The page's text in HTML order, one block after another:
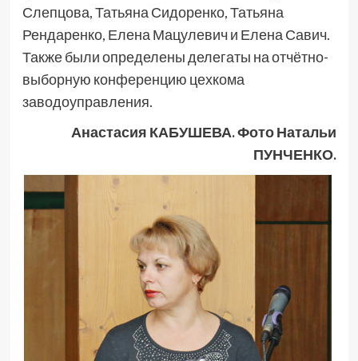
Слепцова, Татьяна Сидоренко, Татьяна
Рендаренко, Елена Мацулевич и Елена Савич.
Также были определены делегаты на отчётно-
выборную конференцию цехкома
заводоуправления.
Анастасия КАБУШЕВА. Фото Натальи
ПУНЧЕНКО.